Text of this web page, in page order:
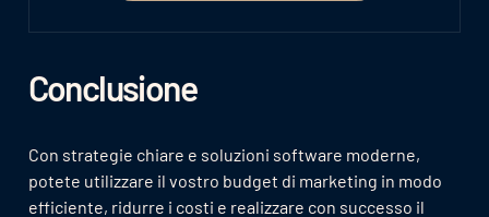
Conclusione
Con strategie chiare e soluzioni software moderne,
potete utilizzare il vostro budget di marketing in modo
efficiente, ridurre i costi e realizzare con successo il